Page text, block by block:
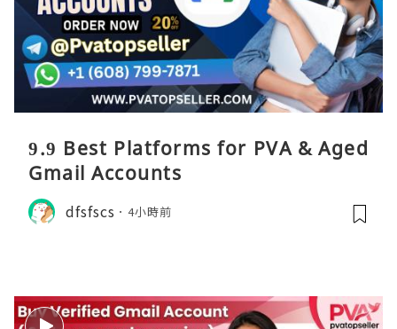
9.9 Best Platforms for PVA & Aged
Gmail Accounts
dfsfscs 4小時前